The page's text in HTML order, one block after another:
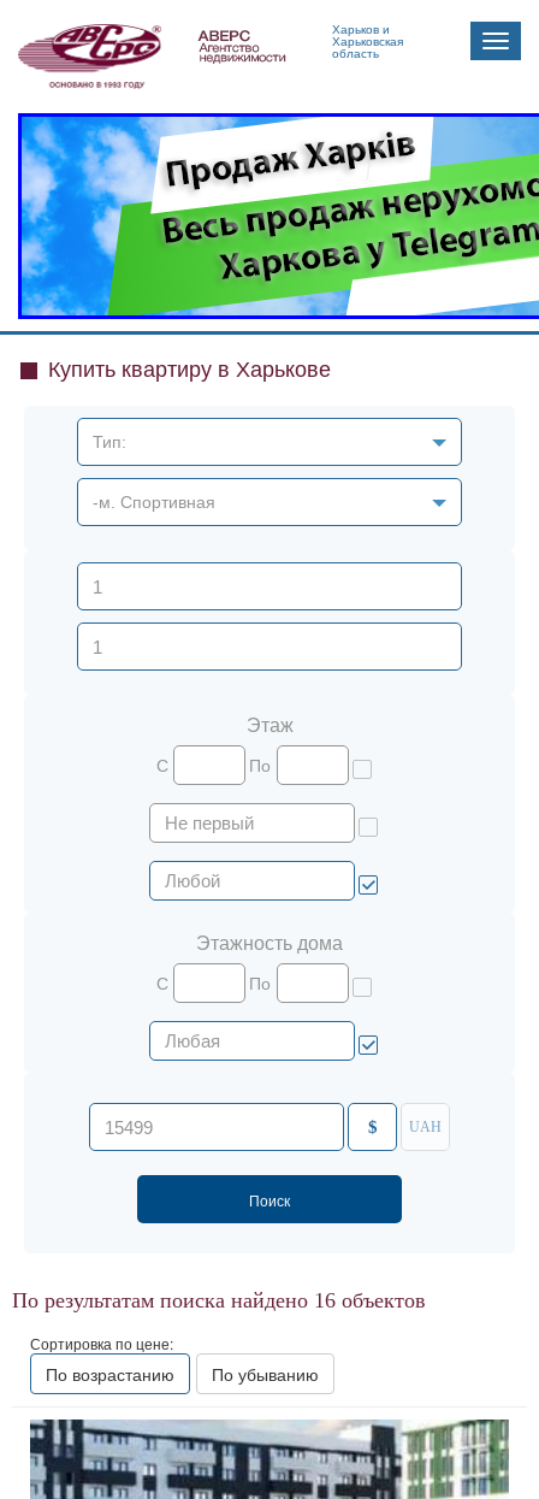
Харьков и
Харьковская
область
Toggle
Купить квартиру в Харькове
Тип:
-м. Спортивная
Этаж
С По
Этажность дома
С По
$ UAH
По результатам поиска найдено 16 объектов
Сортировка по цене:
По возрастанию По убыванию